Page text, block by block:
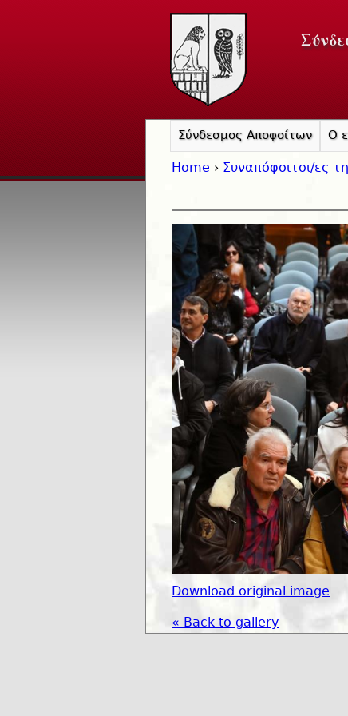
Home › Συναπόφοιτοι/ες
Download original image
« Back to gallery
Σύνδεσμος Αποφοίτων Ο